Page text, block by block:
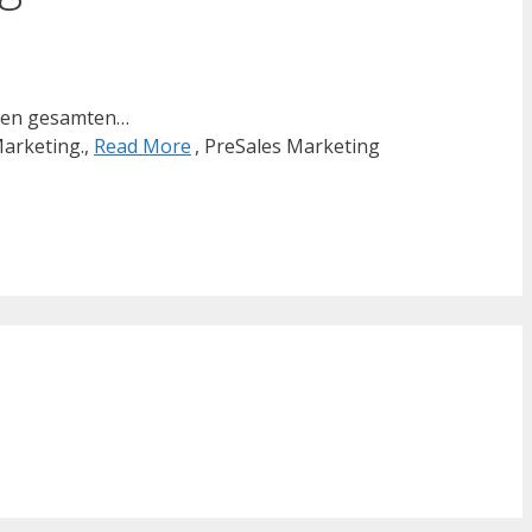
gesamten…
Read More , PreSales Marketing